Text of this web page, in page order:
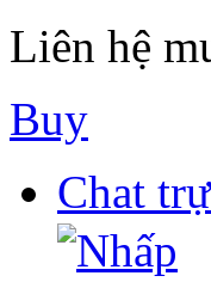
Liên hệ
Buy
Chat